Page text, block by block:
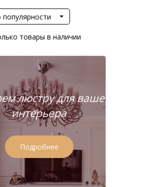
популярности
товары в наличии
люстру для вашего
интерьера
Подробнее